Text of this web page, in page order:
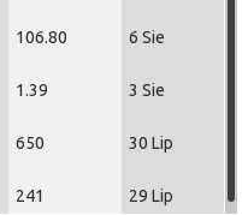
106.80 6 Sie
1.39 3 Sie
650 30 Lip
241 29 Lip